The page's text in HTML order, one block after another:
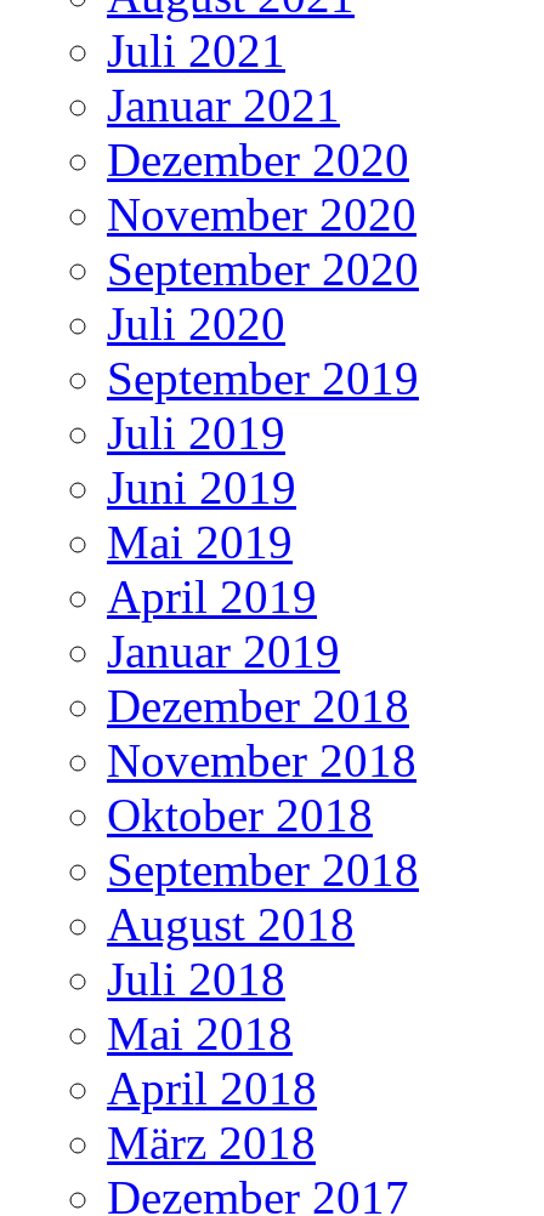
Juli 2021
Januar 2021
Dezember 2020
November 2020
September 2020
Juli 2020
September 2019
Juli 2019
Juni 2019
Mai 2019
April 2019
Januar 2019
Dezember 2018
November 2018
Oktober 2018
September 2018
August 2018
Juli 2018
Mai 2018
April 2018
März 2018
Dezember 2017